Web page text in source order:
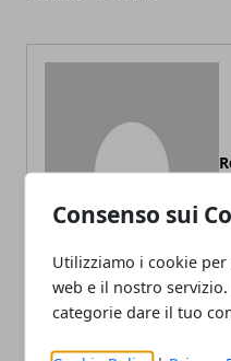
Consenso sui
Utilizziamo i cookie
web e il nostro
categorie dare il tuo